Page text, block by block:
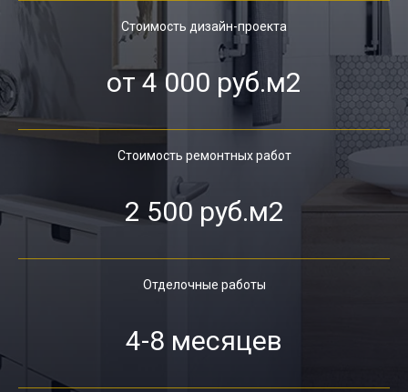
Стоимость дизайн-проекта
от 4 000 руб.м2
Стоимость ремонтных работ
2 500 руб.м2
Отделочные работы
4-8 месяцев